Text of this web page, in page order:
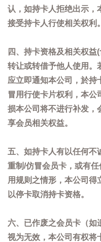
认，如持卡人拒绝出示，
接受持卡人行使相关权利。
四、持卡资格及相关权
转让或转借予他人使用。
应立即通知本公司，於持
冒用行使卡片权利，本公
损本公司将不进行补发，
享会员相关权益。
五、如持卡人有以任何不
重制/仿冒会员卡，或有
用规则之情形，本公司得
以停卡取消持卡资格。
六、已作废之会员卡（如
视为无效，本公司有权将